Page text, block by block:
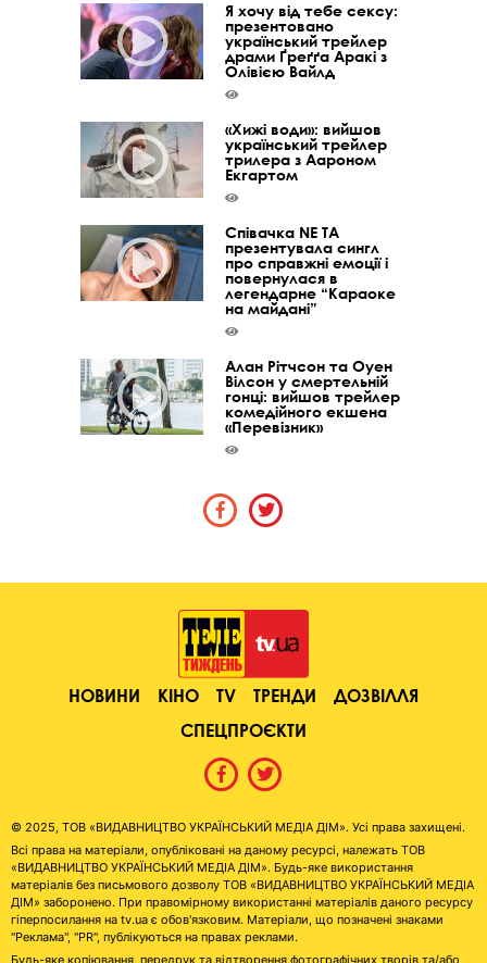
Я хочу від тебе сексу:
презентовано
український трейлер
драми Ґреґґа Аракі з
Олівією Вайлд
«Хижі води»: вийшов
український трейлер
трилера з Аароном
Екгартом
Співачка NE TA
презентувала сингл
про справжні емоції і
повернулася в
легендарне “Караоке
на майдані”
Алан Рітчсон та Оуен
Вілсон у смертельній
гонці: вийшов трейлер
комедійного екшена
«Перевізник»
НОВИНИ КІНО TV ТРЕНДИ
ДОЗВІЛЛЯ
СПЕЦПРОЄКТИ
© 2025, ТОВ «ВИДАВНИЦТВО УКРАЇНСЬКИЙ МЕДІА ДІМ». Усі права захищені.
Всі права на матеріали, опубліковані на даному ресурсі, належать ТОВ
«ВИДАВНИЦТВО УКРАЇНСЬКИЙ МЕДІА ДІМ». Будь-яке використання
матеріалів без письмового дозволу ТОВ «ВИДАВНИЦТВО УКРАЇНСЬКИЙ МЕДІА
ДІМ» заборонено. При правомірному використанні матеріалів даного ресурсу
гіперпосилання на tv.ua є обов'язковим. Матеріали, що позначені знаками
"Реклама", "PR", публікуються на правах реклами.
Будь-яке копіювання, передрук та відтворення фотографічних творів та/або